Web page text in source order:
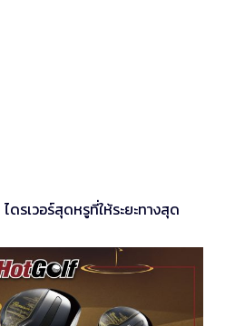
รเวอร์สุดหรูที่ให้ระยะทางสุด